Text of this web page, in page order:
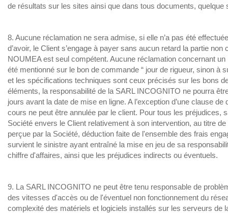
de résultats sur les sites ainsi que dans tous documents,
8. Aucune réclamation ne sera admise, si elle n’a pas été
d’avoir, le Client s’engage à payer sans aucun retard la partie
NOUMEA est seul compétent. Aucune réclamation concernant
été mentionné sur le bon de commande “ jour de rigueur, sinon à
et les spécifications techniques sont ceux précisés sur les bons
éléments, la responsabilité de la SARL INCOGNITO ne pourra
jours avant la date de mise en ligne. A l’exception d’une clause
cours ne peut être annulée par le client. Pour tous les préjudices,
Société envers le Client relativement à son intervention, au titre
perçue par la Société, déduction faite de l'ensemble des frais
survient le sinistre ayant entraîné la mise en jeu de sa
chiffre d'affaires, ainsi que les préjudices indirects ou éventuels.
9. La SARL INCOGNITO ne peut être tenu responsable de
des vitesses d'accès ou de l'éventuel non fonctionnement du
complexité des matériels et logiciels installés sur les serveurs de